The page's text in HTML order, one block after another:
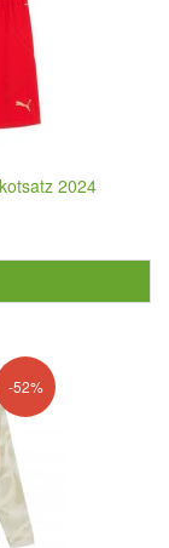
2024
-52%